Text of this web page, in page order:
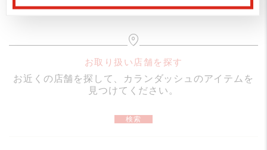
ゴリアット芯 黒F（細字）付属
鉛筆からヒントを得てデザインされた六角形の形状と、ア
ングやデザインが人気のアイコニックなコレクション
お取り扱い店舗を探す
お近くの店舗を探して、カランダッシュのアイテムを
見つけてください。
検索